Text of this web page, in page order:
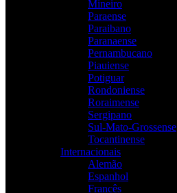
Mineiro
Paraense
Paraibano
Paranaense
Pernambucano
Piauiense
Potiguar
Rondoniense
Roraimense
Sergipano
Sul-Mato-Grossense
Tocantinense
Internacionais
Alemão
Espanhol
Francês